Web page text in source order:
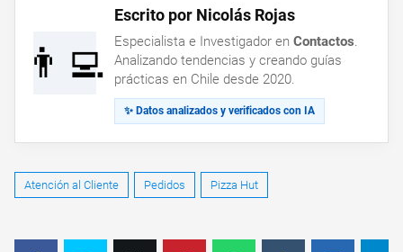
👨‍💻
Escrito por Nicolás Rojas
Especialista e Investigador en Contactos.
Analizando tendencias y creando guías
prácticas en Chile desde 2020.
✨ Datos analizados y verificados con IA
Atención al Cliente Pedidos Pizza Hut